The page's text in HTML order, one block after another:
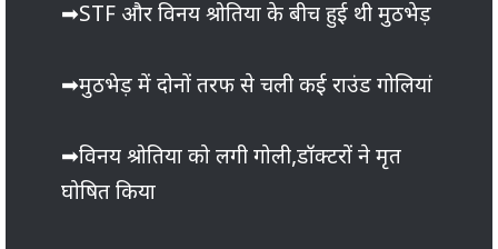
➡STF और विनय श्रोतिया के बीच हुई थी मुठभेड़
➡मुठभेड़ में दोनों तरफ से चली कई राउंड गोलियां
➡विनय श्रोतिया को लगी गोली,डॉक्टरों ने मृत
घोषित किया